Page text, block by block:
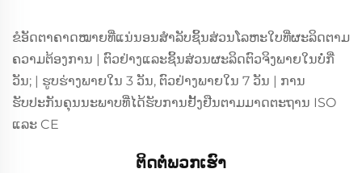
ຂໍອັດຕາຄາດໝາຍທີ່ແນ່ນອນສຳລັບຊິ້ນສ່ວນໂລຫະໃບທີ່ຜະລິດຕາມ
ຄວາມຕ້ອງການ | ຕົວຢ່າງແລະຊິ້ນສ່ວນຜະລິດຕົວຈິງພາຍໃນບໍ່ກີ່
ວັນ; | ຮູບຮ່າງພາຍໃນ 3 ວັນ, ຕົວຢ່າງພາຍໃນ 7 ວັນ | ການ
ຮັບປະກັນຄຸນນະພາບທີ່ໄດ້ຮັບການຢັ້ງຢືນຕາມມາດຕະຖານ ISO
ແລະ CE
ຕິດຕໍ່ພວກເຮົາ